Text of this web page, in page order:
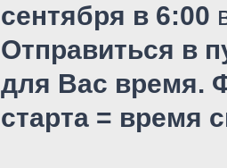
сентября в 6:00
Отправиться в
для Вас время.
старта = время